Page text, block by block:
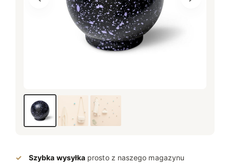
Szybka wysyłka prosto z naszego magazynu